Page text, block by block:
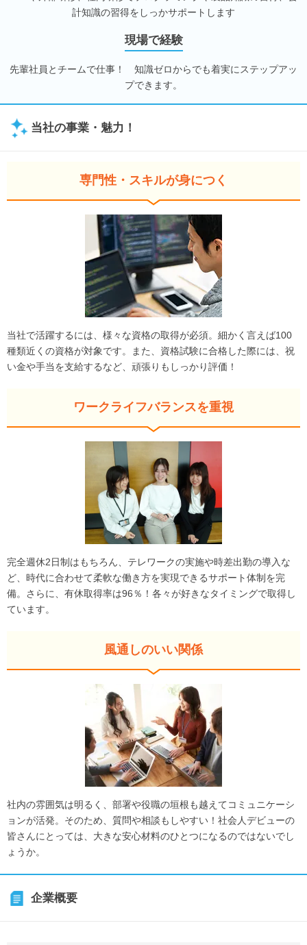
計知識の習得をしっかサポートします
現場で経験
先輩社員とチームで仕事！ 知識ゼロからでも着実にステップアッ
プできます。
当社の事業・魅力！
専門性・スキルが身につく
当社で活躍するには、様々な資格の取得が必須。細かく言えば100
種類近くの資格が対象です。また、資格試験に合格した際には、祝
い金や手当を支給するなど、頑張りもしっかり評価！
ワークライフバランスを重視
完全週休2日制はもちろん、テレワークの実施や時差出勤の導入な
ど、時代に合わせて柔軟な働き方を実現できるサポート体制を完
備。さらに、有休取得率は96％！各々が好きなタイミングで取得し
ています。
風通しのいい関係
社内の雰囲気は明るく、部署や役職の垣根も越えてコミュニケーシ
ョンが活発。そのため、質問や相談もしやすい！社会人デビューの
皆さんにとっては、大きな安心材料のひとつになるのではないでし
ょうか。
企業概要